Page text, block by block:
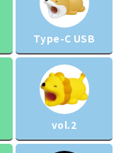
Type-C USB
vol.2